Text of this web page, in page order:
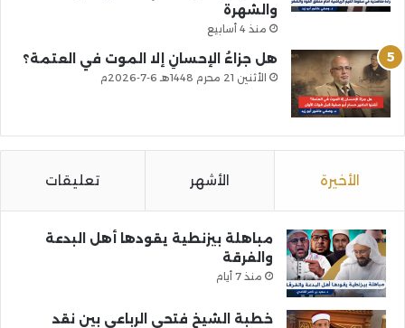
والشهرة
منذ 4 أسابيع
هل جزاءُ الإحسانِ إلا الموت في العتمة؟
الأثنين 21 محرم 1448هـ 6-7-2026م
الأخيرة الأشهر تعليقات
مباهلة بيزنطية يقودها أهل البدعة
والفرقة
منذ 7 أيام
خطبة الشيخ فتحي الرباعي بين نقد